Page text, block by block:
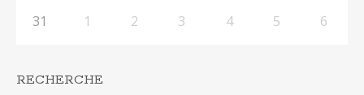
31 1 2 3 4 5 6
RECHERCHE